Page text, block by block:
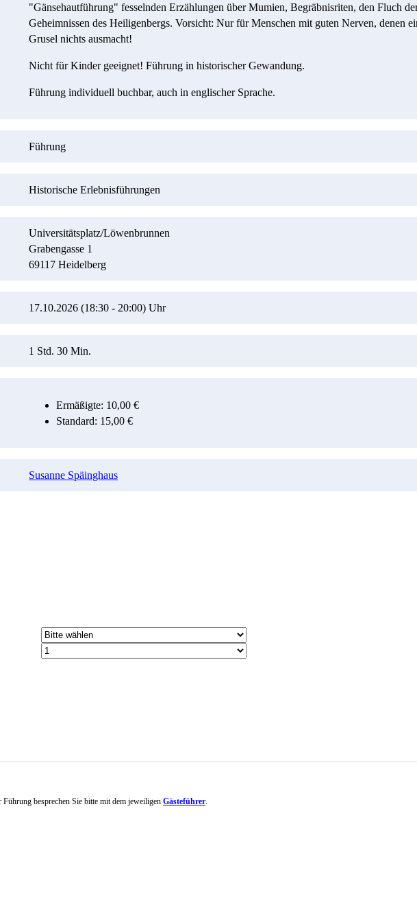
"Gänsehautführung" fesselnden Erzählungen über Mumien, Begräbnisriten, den Fluch
Geheimnissen des Heiligenbergs. Vorsicht: Nur für Menschen mit guten Nerven, denen
Grusel nichts ausmacht!
Nicht für Kinder geeignet! Führung in historischer Gewandung.
Führung individuell buchbar, auch in englischer Sprache.
Führung
Historische Erlebnisführungen
Universitätsplatz/Löwenbrunnen
Grabengasse 1
69117 Heidelberg
17.10.2026 (18:30 - 20:00) Uhr
1 Std. 30 Min.
Ermäßigte: 10,00 €
Standard: 15,00 €
Susanne Späinghaus
besprechen Sie bitte mit dem jeweiligen Gästeführer.